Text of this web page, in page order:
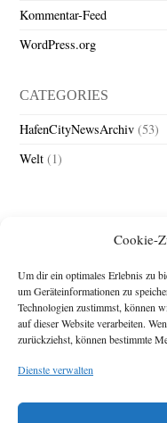
Cookie-
Um dir ein optimales Erlebnis zu
um Geräteinformationen zu
Technologien zustimmst, können
auf dieser Website verarbeiten.
zurückziehst, können bestimmte
Dienste verwalten
Kommentar-Feed
WordPress.org
CATEGORIES
HafenCityNewsArchiv (53)
Welt (1)